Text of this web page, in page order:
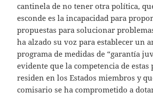
cantinela de no tener otra política,
esconde es la incapacidad para
propuestas para solucionar
ha alzado su voz para establecer un
programa de medidas de “garantía
evidente que la competencia de estas
residen en los Estados miembros y
comisario se ha comprometido a